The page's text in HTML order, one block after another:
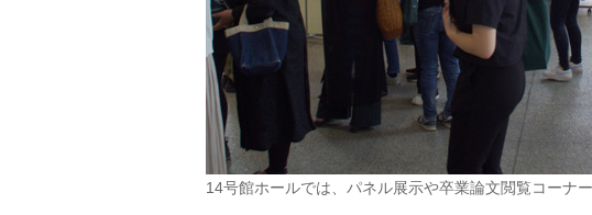
14号館ホールでは、パネル展示や卒業論文閲覧コーナ